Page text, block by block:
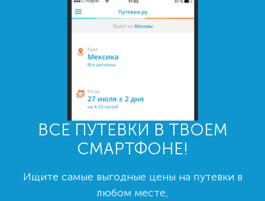
ВСЕ ПУТЕВКИ В ТВОЕМ
СМАРТФОНЕ!
Ищите самые выгодные цены на путевки в
любом месте,